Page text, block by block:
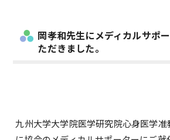
岡孝和先生にメディカルサポ
ただきました。
九州大学大学院医学研究院心身医学准